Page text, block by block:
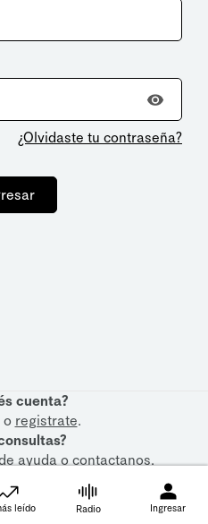
¿Olvidaste tu contraseña?
cuenta?
o registrate.
ayudaocontactanos.
leído Radio Ingresar